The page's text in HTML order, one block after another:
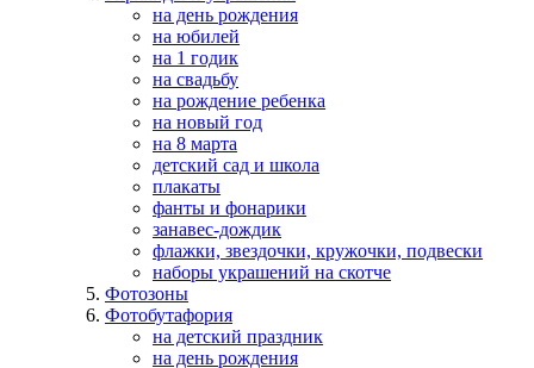
на день рождения
на юбилей
на 1 годик
на свадьбу
на рождение ребенка
на новый год
на 8 марта
детский сад и школа
плакаты
фанты и фонарики
занавес-дождик
флажки, звездочки, кружочки, подвески
наборы украшений на скотче
Фотозоны
Фотобутафория
на детский праздник
на день рождения